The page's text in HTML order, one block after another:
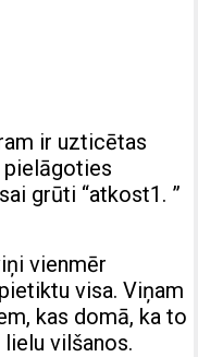
ir uzticētas
pielāgoties
grūti “atkost1. ”
vienmēr
visa. Viņam
kas domā, ka to
vilšanos.